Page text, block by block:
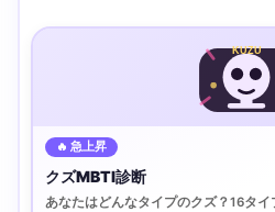
KUZU
🔥 急上昇
クズMBTI診断
あなたはどんなタイプのクズ？16タ